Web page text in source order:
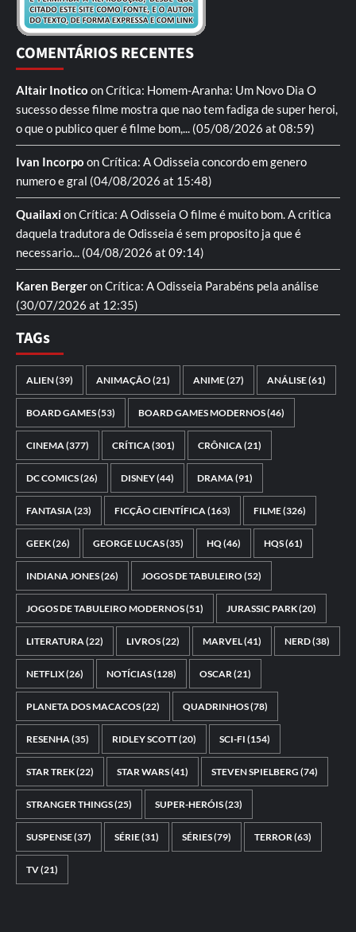
COMENTÁRIOS RECENTES
Altair Inotico onCrítica: Homem-Aranha: Um Novo Dia O
sucesso desse filme mostra que nao tem fadiga de super heroi,
o que o publico quer é filme bom,... (05/08/2026 at 08:59)
Ivan Incorpo onCrítica: A Odisseia concordo em genero
numero e gral (04/08/2026 at 15:48)
QuailaxionCrítica: A Odisseia O filme é muito bom. A critica
daquela tradutora de Odisseia é sem proposito ja que é
necessario... (04/08/2026 at 09:14)
Karen BergeronCrítica: A Odisseia Parabéns pela análise
(30/07/2026 at 12:35)
TAGs
ALIEN(39) ANIMAÇÃO(21) ANIME(27) ANÁLISE(61)
BOARD GAMES(53) BOARD GAMES MODERNOS(46)
CINEMA(377) CRÍTICA(301) CRÔNICA(21)
DC COMICS(26) DISNEY(44) DRAMA(91)
FANTASIA(23) FICÇÃO CIENTÍFICA(163) FILME(326)
GEEK(26) GEORGE LUCAS(35) HQ(46) HQS(61)
INDIANA JONES(26) JOGOS DE TABULEIRO(52)
JOGOS DE TABULEIRO MODERNOS(51) JURASSIC PARK(20)
LITERATURA(22) LIVROS(22) MARVEL(41) NERD(38)
NETFLIX(26) NOTÍCIAS(128) OSCAR(21)
PLANETA DOS MACACOS(22) QUADRINHOS(78)
RESENHA(35) RIDLEY SCOTT(20) SCI-FI (154)
STAR TREK(22) STAR WARS(41) STEVEN SPIELBERG (74)
STRANGER THINGS(25) SUPER-HERÓIS(23)
SUSPENSE(37) SÉRIE(31) SÉRIES(79) TERROR(63)
TV(21)